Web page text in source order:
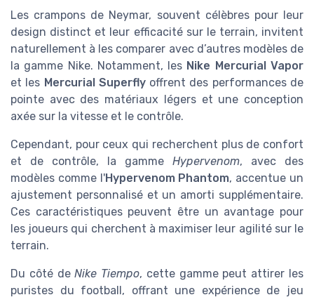
Les crampons de Neymar, souvent célèbres pour leur
design distinct et leur efficacité sur le terrain, invitent
naturellement à les comparer avec d’autres modèles de
la gamme Nike. Notamment, les Nike Mercurial Vapor
et les Mercurial Superflyoffrent des performances de
pointe avec des matériaux légers et une conception
axée sur la vitesse et le contrôle.
Cependant, pour ceux qui recherchent plus de confort
et de contrôle, la gamme Hypervenom, avec des
modèles comme l'Hypervenom Phantom, accentue un
ajustement personnalisé et un amorti supplémentaire.
Ces caractéristiques peuvent être un avantage pour
les joueurs qui cherchent à maximiser leur agilité sur le
terrain.
Du côté deNike Tiempo, cette gamme peut attirer les
puristes du football, offrant une expérience de jeu